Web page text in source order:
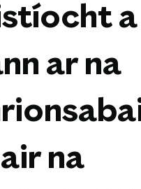
a
ar na
na